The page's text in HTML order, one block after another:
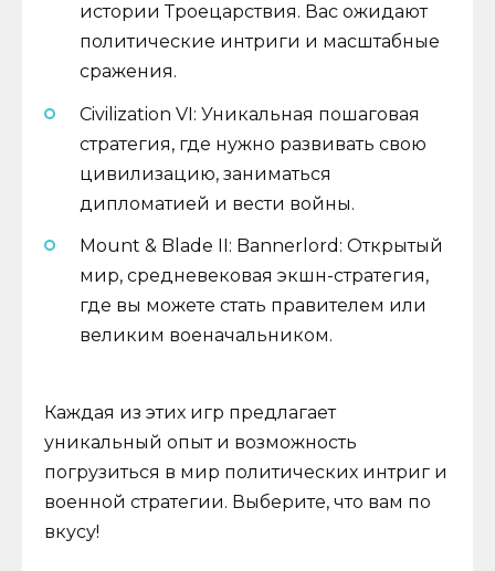
истории Троецарствия. Вас ожидают
политические интриги и масштабные
сражения.
Civilization VI: Уникальная пошаговая
стратегия, где нужно развивать свою
цивилизацию, заниматься
дипломатией и вести войны.
Mount & Blade II: Bannerlord: Открытый
мир, средневековая экшн-стратегия,
где вы можете стать правителем или
великим военачальником.
Каждая из этих игр предлагает
уникальный опыт и возможность
погрузиться в мир политических интриг и
военной стратегии. Выберите, что вам по
вкусу!